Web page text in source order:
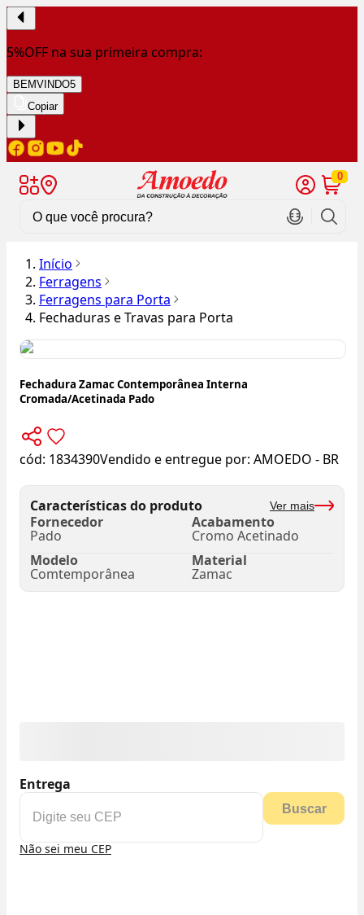
5%OFF na sua primeira compra:
BEMVINDO5
Copiar
0
Início
Ferragens
Ferragens para Porta
Fechaduras e Travas para Porta
Fechadura Zamac Contemporânea Interna
Cromada/Acetinada Pado
cód: 1834390Vendido e entregue por: AMOEDO - BR
Características do produto Ver mais
Fornecedor
Pado
Acabamento
Cromo Acetinado
Modelo
Comtemporânea
Material
Zamac
Entrega
Buscar
Não sei meu CEP